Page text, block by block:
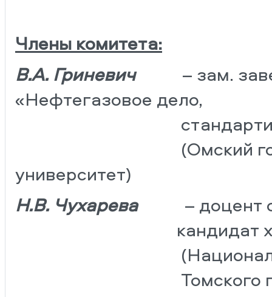
Члены комитета:
В.А. Гриневич – зам.
«Нефтегазовое дело,
стандартизация
(Омский
университет)
Н.В. Чухарева– доцент
кандидат
(Национальный
Томского